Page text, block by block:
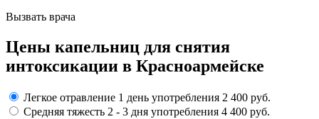
Вызвать врача
Цены капельниц для снятия
интоксикации в Красноармейске
Легкое отравление 1 день употребления 2 400 руб.
Средняя тяжесть 2 - 3 дня употребления 4 400 руб.